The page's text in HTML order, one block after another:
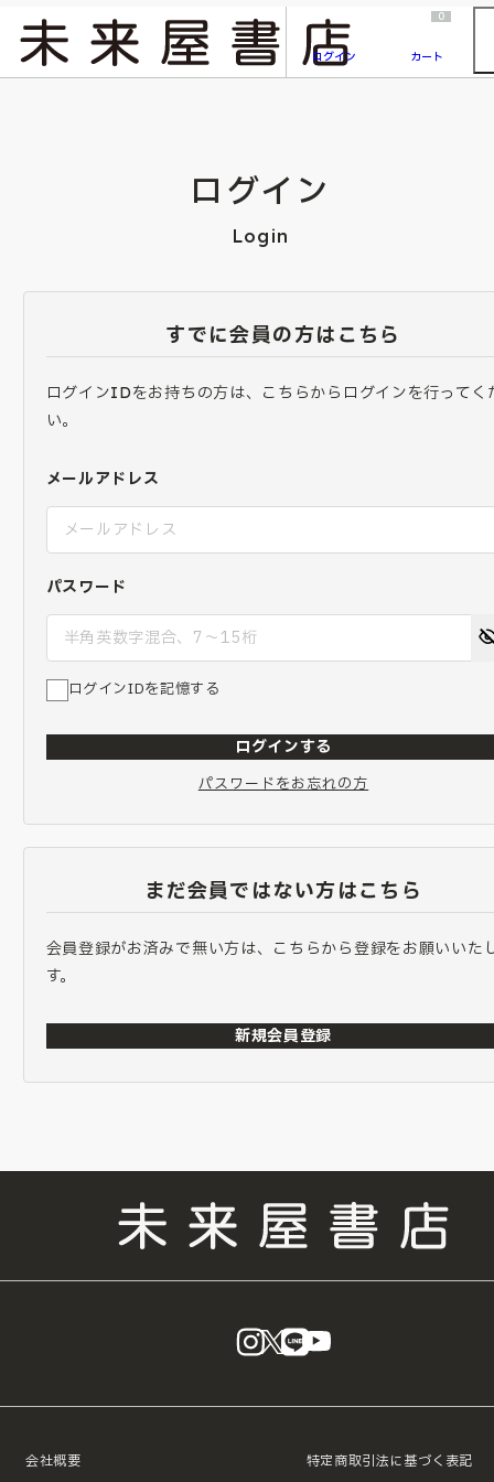
『ONE PIECE magazine 021 ONE PIECEカード付き同梱版』発売延期のご案内
ログイン
0
カート
ログイン
Login
すでに会員の方はこちら
ログインIDをお持ちの方は、こちらからログインを行ってく
い。
メールアドレス
パスワード
ログインIDを記憶する
ログインする
パスワードをお忘れの方
まだ会員ではない方はこちら
会員登録がお済みで無い方は、こちらから登録をお願いいた
す。
新規会員登録
instagram
X LINE
会社概要 特定商取引法に基づく表記